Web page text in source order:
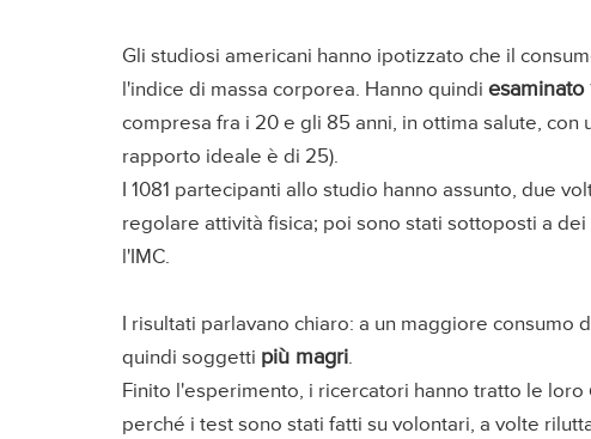
Gli studiosi americani hanno ipotizzato che il
l'indice di massa corporea. Hanno quindi esaminato
compresa fra i 20 e gli 85 anni, in ottima salute, con
rapporto ideale è di 25).
I 1081 partecipanti allo studio hanno assunto, due
regolare attività fisica; poi sono stati sottoposti a
l'IMC.
I risultati parlavano chiaro: a un maggiore consumo
quindi soggetti più magri.
Finito l'esperimento, i ricercatori hanno tratto le loro
perché i test sono stati fatti su volontari, a volte